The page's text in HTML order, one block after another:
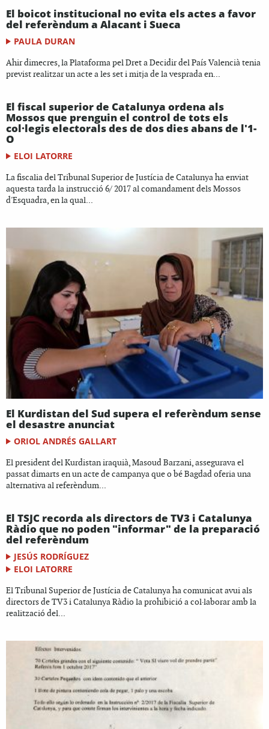
El boicot institucional no evita els actes a favor
del referèndum a Alacant i Sueca
PAULA DURAN
Ahir dimecres, la Plataforma pel Dret a Decidir del País Valencià tenia
previst realitzar un acte a les set i mitja de la vesprada en...
El fiscal superior de Catalunya ordena als
Mossos que prenguin el control de tots els
col·legis electorals des de dos dies abans de l'1-
O
ELOI LATORRE
La fiscalia del Tribunal Superior de Justícia de Catalunya ha enviat
aquesta tarda la instrucció 6/ 2017 al comandament dels Mossos
d'Esquadra, en la qual...
El Kurdistan del Sud supera el referèndum sense
el desastre anunciat
ORIOL ANDRÉS GALLART
El president del Kurdistan iraquià, Masoud Barzani, assegurava el
passat dimarts en un acte de campanya que o bé Bagdad oferia una
alternativa al referèndum...
El TSJC recorda als directors de TV3 i Catalunya
Ràdio que no poden "informar" de la preparació
del referèndum
JESÚS RODRÍGUEZ
ELOI LATORRE
El Tribunal Superior de Justícia de Catalunya ha comunicat avui als
directors de TV3 i Catalunya Ràdio la prohibició a col·laborar amb la
realització del...